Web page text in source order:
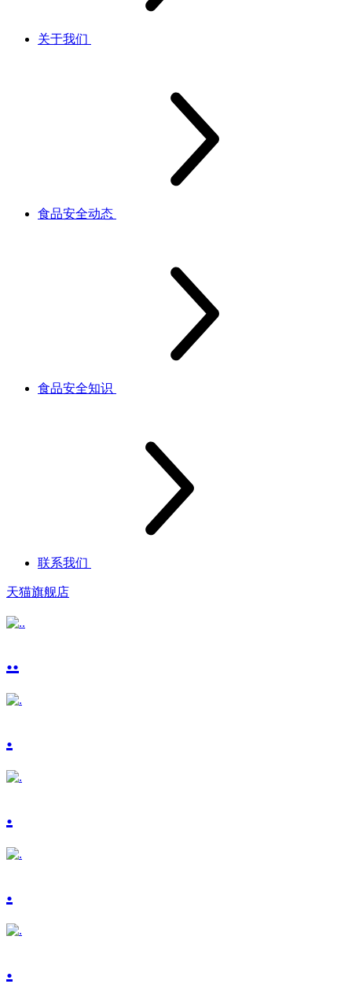
关于我们
食品安全动态
食品安全知识
联系我们
天猫旗舰店
..
.
.
.
.